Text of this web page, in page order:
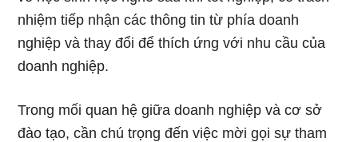
nhiệm tiếp nhận các thông tin từ phía doanh
nghiệp và thay đổi để thích ứng với nhu cầu của
doanh nghiệp.
Trong mối quan hệ giữa doanh nghiệp và cơ sở
đào tạo, cần chú trọng đến việc mời gọi sự tham